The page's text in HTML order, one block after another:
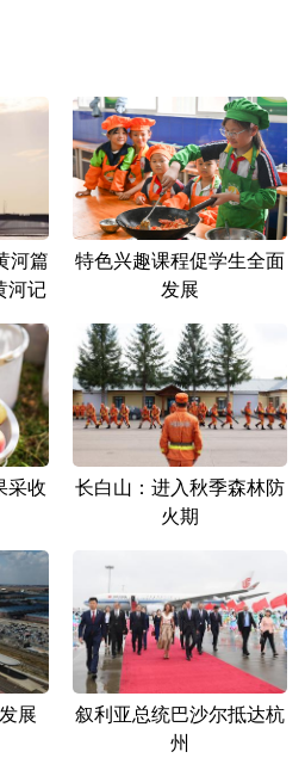
河篇
河记
特色兴趣课程促学生全面
发展
采收
长白山：进入秋季森林防
火期
展
叙利亚总统巴沙尔抵达杭
州